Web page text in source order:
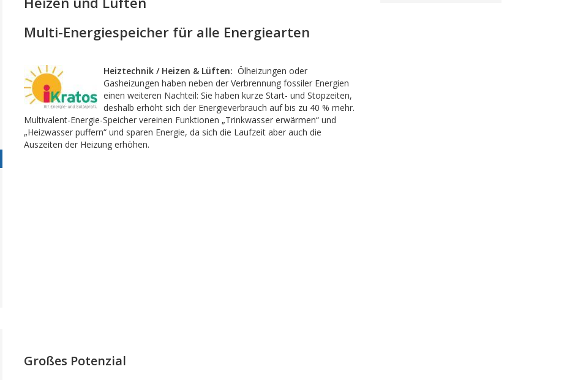
Multi-Energiespeicher für alle Energiearten
Heiztechnik / Heizen & Lüften: Ölheizungen oder
Gasheizungen haben neben der Verbrennung fossiler Energien
einen weiteren Nachteil: Sie haben kurze Start- und Stopzeiten,
deshalb erhöht sich der Energieverbrauch auf bis zu 40 % mehr.
Multivalent-Energie-Speicher vereinen Funktionen „Trinkwasser erwärmen“ und
„Heizwasser puffern“ und sparen Energie, da sich die Laufzeit aber auch die
Auszeiten der Heizung erhöhen.
Großes Potenzial